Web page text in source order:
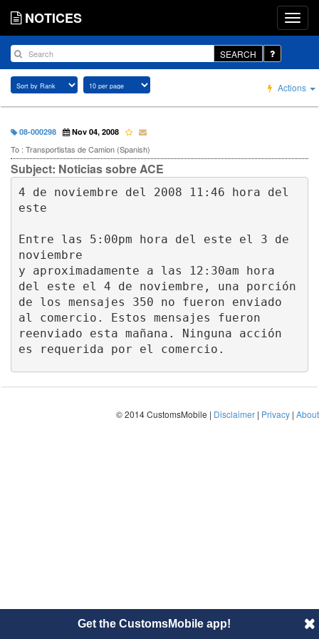
NOTICES
SEARCH
Actions
08-000298 Nov 04, 2008
To : Transportistas de Camion (Spanish)
Subject: Noticias sobre ACE
4 de noviembre del 2008 11:46 hora del
este
Entre las 5:00pm hora del este el 3 de
noviembre
y aproximadamente a las 12:30am hora
del este el 4 de noviembre, una porción
de los mensajes 350 no fueron enviado
al comercio. Estos mensajes fueron
reenviado esta mañana. Ninguna acción
es requerida por el comercio.
© 2014 CustomsMobile | Disclaimer | Privacy | About
Get the CustomsMobile app!